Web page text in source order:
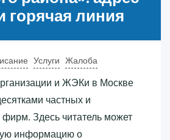
горячая линия
Услуги Жалоба
и ЖЭКи в Москве
частных и
Здесь читатель может
информацию о